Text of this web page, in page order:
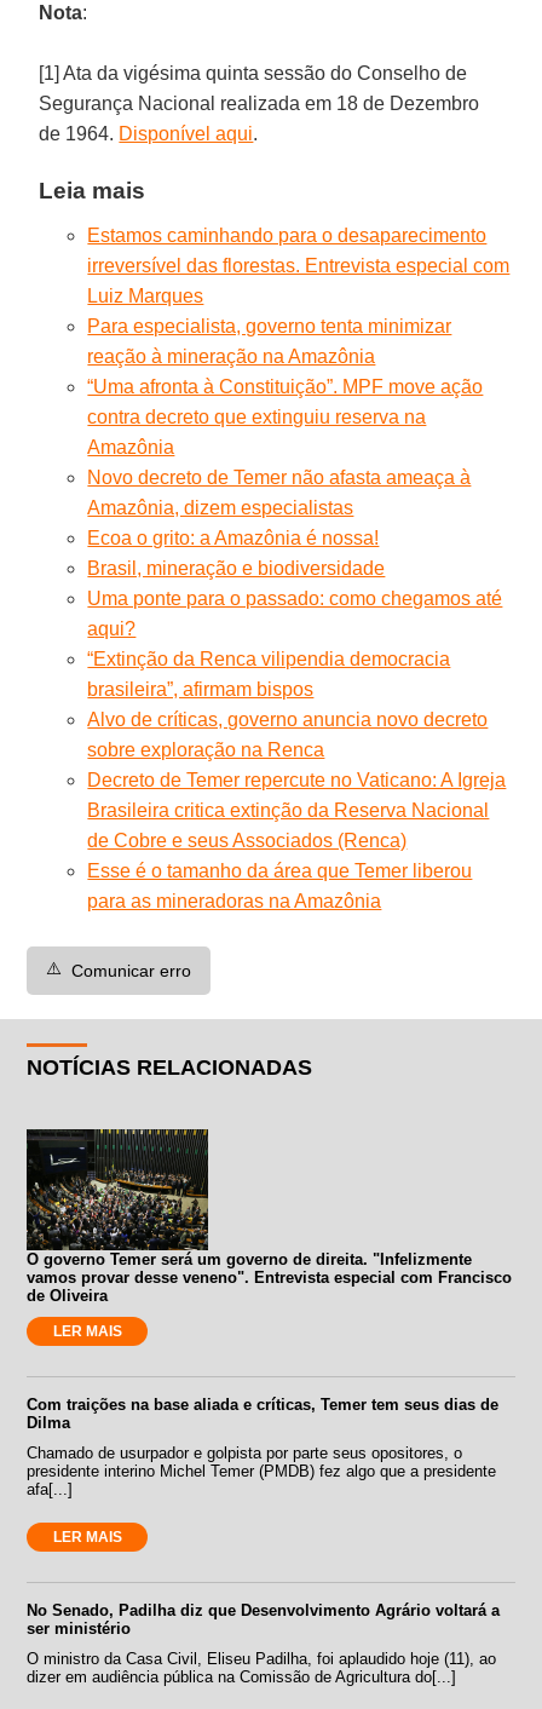
Nota:
[1] Ata da vigésima quinta sessão do Conselho de
Segurança Nacional realizada em 18 de Dezembro
de 1964. Disponível aqui.
Leia mais
Estamos caminhando para o desaparecimento
irreversível das florestas. Entrevista especial com
Luiz Marques
Para especialista, governo tenta minimizar
reação à mineração na Amazônia
“Uma afronta à Constituição”. MPF move ação
contra decreto que extinguiu reserva na
Amazônia
Novo decreto de Temer não afasta ameaça à
Amazônia, dizem especialistas
Ecoa o grito: a Amazônia é nossa!
Brasil, mineração e biodiversidade
Uma ponte para o passado: como chegamos até
aqui?
“Extinção da Renca vilipendia democracia
brasileira”, afirmam bispos
Alvo de críticas, governo anuncia novo decreto
sobre exploração na Renca
Decreto de Temer repercute no Vaticano: A Igreja
Brasileira critica extinção da Reserva Nacional
de Cobre e seus Associados (Renca)
Esse é o tamanho da área que Temer liberou
para as mineradoras na Amazônia
⚠️ Comunicar erro
NOTÍCIAS RELACIONADAS
O governo Temer será um governo de direita. "Infelizmente
vamos provar desse veneno". Entrevista especial com Francisco
de Oliveira
LER MAIS
Com traições na base aliada e críticas, Temer tem seus dias de
Dilma
Chamado de usurpador e golpista por parte seus opositores, o
presidente interino Michel Temer (PMDB) fez algo que a presidente
afa[...]
LER MAIS
No Senado, Padilha diz que Desenvolvimento Agrário voltará a
ser ministério
O ministro da Casa Civil, Eliseu Padilha, foi aplaudido hoje (11), ao
dizer em audiência pública na Comissão de Agricultura do[...]